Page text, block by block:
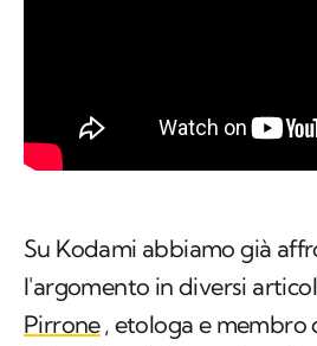
Su Kodami abbiamo già
l'argomento in diversi
Pirrone, etologa e membro